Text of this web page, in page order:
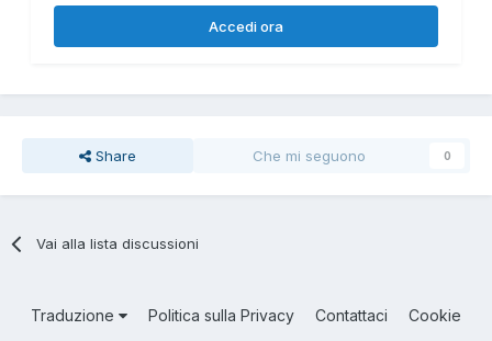
Accedi ora
Share Che mi seguono 0
Vai alla lista discussioni
Traduzione Politica sulla Privacy Contattaci Cookie